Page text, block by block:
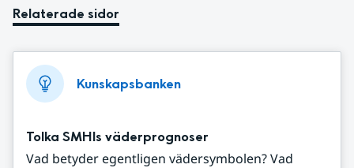
Relaterade sidor
Kunskapsbanken
Tolka SMHIs väderprognoser
Vad betyder egentligen vädersymbolen? Vad